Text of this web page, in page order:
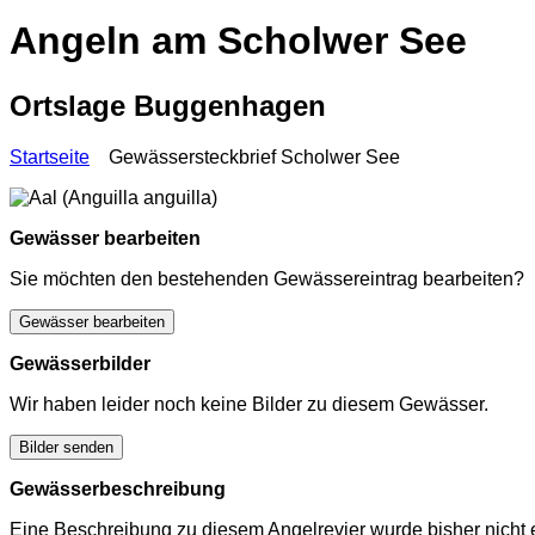
Angeln am Scholwer See
Ortslage Buggenhagen
Startseite Gewässersteckbrief Scholwer See
Gewässer bearbeiten
Sie möchten den bestehenden Gewässereintrag bearbeiten?
Gewässer bearbeiten
Gewässerbilder
Wir haben leider noch keine Bilder zu diesem Gewässer.
Bilder senden
Gewässerbeschreibung
Eine Beschreibung zu diesem Angelrevier wurde bisher nicht